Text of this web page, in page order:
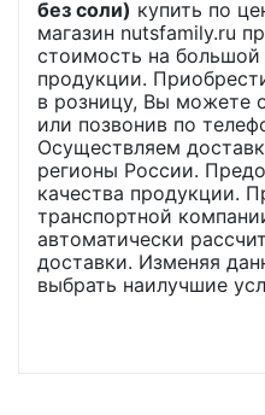
без соли) купить по
магазин nutsfamily.ru
стоимость на большой
продукции.
в розницу, Вы можете
или позвонив по
Осуществляем
регионы России.
качества продукции.
транспортной
автоматически
доставки. Изменяя
выбрать наилучшие